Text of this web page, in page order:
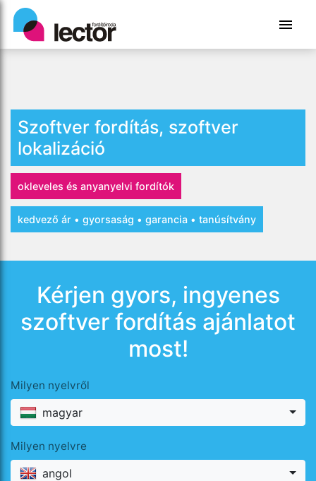
Szoftver fordítás, szoftver
lokalizáció
okleveles és anyanyelvi fordítók
kedvező ár • gyorsaság • garancia • tanúsítvány
Kérjen gyors, ingyenes
szoftver fordítás ajánlatot
most!
Milyen nyelvről
magyar
Milyen nyelvre
angol